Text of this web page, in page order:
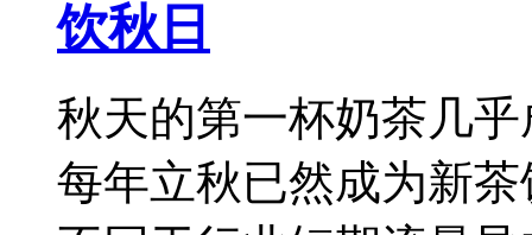
饮秋日
秋天的第一杯奶茶几
每年立秋已然成为新